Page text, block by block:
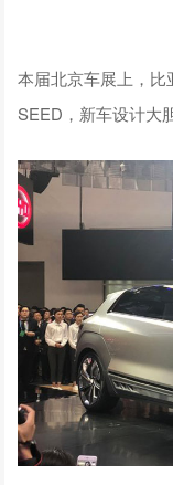
本届北京车展上，
SEED，新车设计大